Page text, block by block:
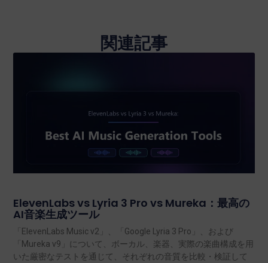
関連記事
ElevenLabs vs Lyria 3 Pro vs Mureka：最高の
AI音楽生成ツール
「ElevenLabs Music v2」、「Google Lyria 3 Pro」、および
「Mureka v9」について、ボーカル、楽器、実際の楽曲構成を用
いた厳密なテストを通じて、それぞれの音質を比較・検証して